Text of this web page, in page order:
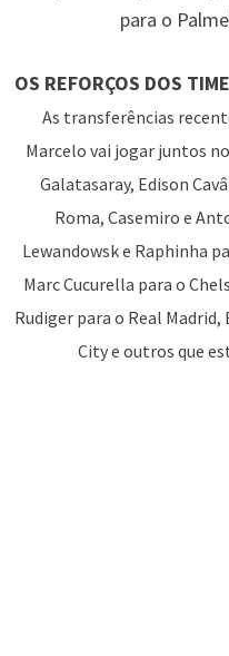
para o
OS REFORÇOS DOS
As transferências
Marcelo vai jogar juntos
Galatasaray, Edison
Roma, Casemiro e
Lewandowsk e Raphinha
Marc Cucurella para o
Rudiger para o Real
City e outros que